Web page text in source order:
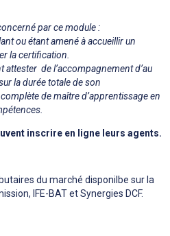
par ce module :
ou étant amené à accueillir un
la certification.
attester de l’accompagnement d’au
la durée totale de son
de maître d’apprentissage en
inscrire en ligne leurs agents.
du marché disponilbe sur la
IFE-BAT et Synergies DCF.